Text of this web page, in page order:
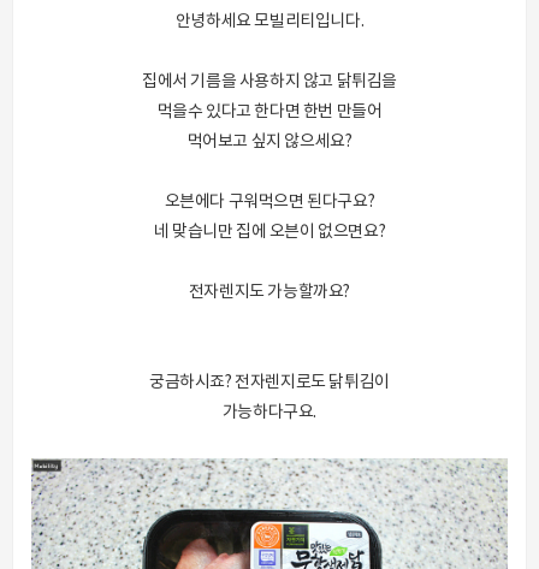
안녕하세요 모빌리티입니다.
집에서 기름을 사용하지 않고 닭튀김을
먹을수 있다고 한다면 한번 만들어
먹어보고 싶지 않으세요?
오븐에다 구워먹으면 된다구요?
네 맞습니만 집에 오븐이 없으면요?
전자렌지도 가능할까요?
궁금하시죠? 전자렌지로도 닭튀김이
가능하다구요.